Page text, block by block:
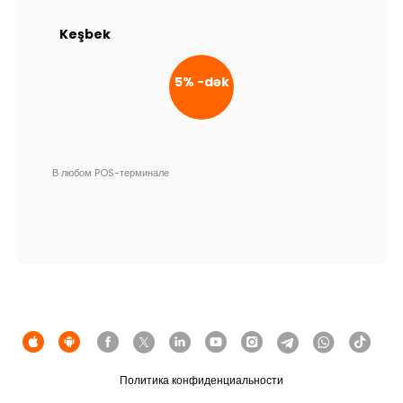
Кешбэк
Тарифы
Keşbek
5% -dək
В любом POS-терминале
Политика конфиденциальности